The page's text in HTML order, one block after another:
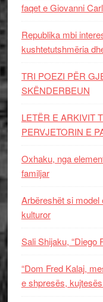
faqet e Giovanni
Republika mbi
kushtetutshmëria
TRI POEZI PËR
SKËNDERBEUN
LETËR E ARKIVIT
PERVJETORIN E
Oxhaku, nga
familjar
Arbëreshët si model
kulturor
Sali Shijaku, “Diego
“Dom Fred Kalaj,
e shpresës,